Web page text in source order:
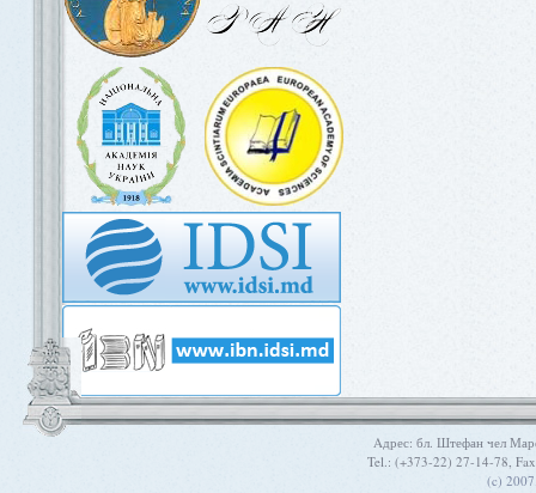
Aдрес: бл. Штефан чел
Tel.: (+373-22) 27-14-78,
(c)